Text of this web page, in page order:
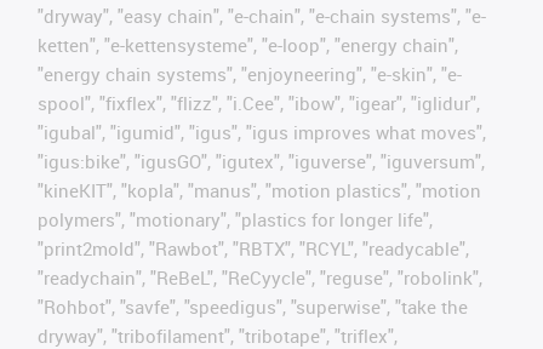
"dryway", "easy chain", "e-chain", "e-chain systems", "e-
ketten", "e-kettensysteme", "e-loop", "energy chain",
"energy chain systems", "enjoyneering", "e-skin", "e-
spool", "fixflex", "flizz", "i.Cee", "ibow", "igear", "iglidur",
"igubal", "igumid", "igus", "igus improves what moves",
"igus:bike", "igusGO", "igutex", "iguverse", "iguversum",
"kineKIT", "kopla", "manus", "motion plastics", "motion
polymers", "motionary", "plastics for longer life",
"print2mold", "Rawbot", "RBTX", "RCYL", "readycable",
"readychain", "ReBeL", "ReCyycle", "reguse", "robolink",
"Rohbot", "savfe", "speedigus", "superwise", "take the
dryway", "tribofilament", "tribotape", "triflex",